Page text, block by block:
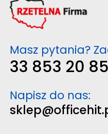
Masz pytania?
33 853 20 85
Napisz do nas: